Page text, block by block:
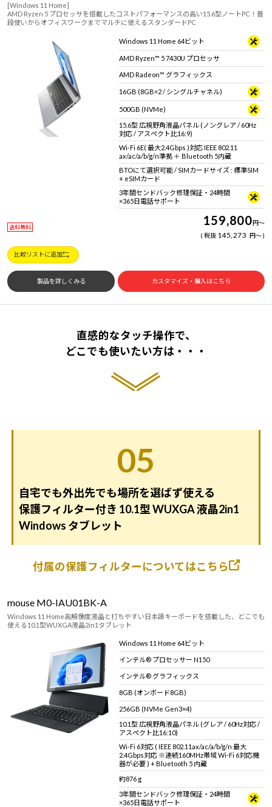
[Windows 11 Home]
AMD Ryzen 5 プロセッサを搭載したコストパフォーマンスの高い15.6型ノートPC！普
段使いからオフィスワークまでマルチに使えるスタンダードPC
Windows 11 Home 64ビット
AMD Ryzen™ 5 7430U プロセッサ
AMD Radeon™ グラフィックス
16GB (8GB×2 / シングルチャネル)
500GB (NVMe)
15.6型 広視野角液晶パネル (ノングレア / 60Hz
対応 / アスペクト比16:9)
Wi-Fi 6E( 最大2.4Gbps )対応 IEEE 802.11
ax/ac/a/b/g/n準拠 ＋ Bluetooth 5内蔵
BTOにて選択可能 / SIMカードサイズ : 標準SIM
+ eSIMカード
3年間センドバック修理保証・24時間
×365日電話サポート
送料無料 159,800円～
税抜 145,273 円～
比較リストに追加
製品を詳しくみる カスタマイズ・購入はこちら
直感的なタッチ操作で、
どこでも使いたい方は・・・​​
05
自宅でも外出先でも場所を選ばず使える
保護フィルター付き 10.1型 WUXGA 液晶2in1
Windows タブレット
付属の保護フィルターについてはこちら
mouse M0-IAU01BK-A
Windows 11 Home高解像度液晶と打ちやすい日本語キーボードを搭載した、どこでも
使える10.1型WUXGA液晶2in1タブレット
Windows 11 Home 64ビット
インテル® プロセッサー N150
インテル® グラフィックス
8GB (オンボード8GB)
256GB (NVMe Gen3×4)
10.1型 広視野角液晶パネル (グレア / 60Hz対応 /
アスペクト比16:10)
Wi-Fi 6対応 ( IEEE 802.11ax/ac/a/b/g/n 最大
2.4Gbps対応 ※連続160MHz帯域 Wi-Fi 6対応機
器が必要 ) + Bluetooth 5 内蔵
約876 g
3年間センドバック修理保証・24時間
×365日電話サポート